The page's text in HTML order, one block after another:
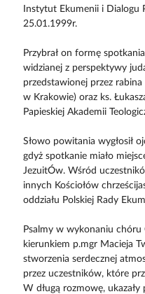
Instytut Ekumenii i Dialogu
25.01.1999r.
Przybrał on formę
widzianej z perspektywy
przedstawionej przez rabina
w Krakowie) oraz ks.
Papieskiej Akademii
Słowo powitania wygłosił
gdyż spotkanie miało
JezuitÓw. Wśród
innych Kościołów
oddziału Polskiej Rady
Psalmy w wykonaniu chóru
kierunkiem p.mgr Macieja
stworzenia serdecznej
przez uczestników, które
W długą rozmowę,